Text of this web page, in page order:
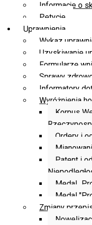
Informacje o
Petycje
Uprawnienia
Wykaz
Uzyskiwanie
Formularze
Sprawy
Informatory
Wyróżnienia
Korpus
Ordery i
Patent i
Medal
Medal
Zmiany